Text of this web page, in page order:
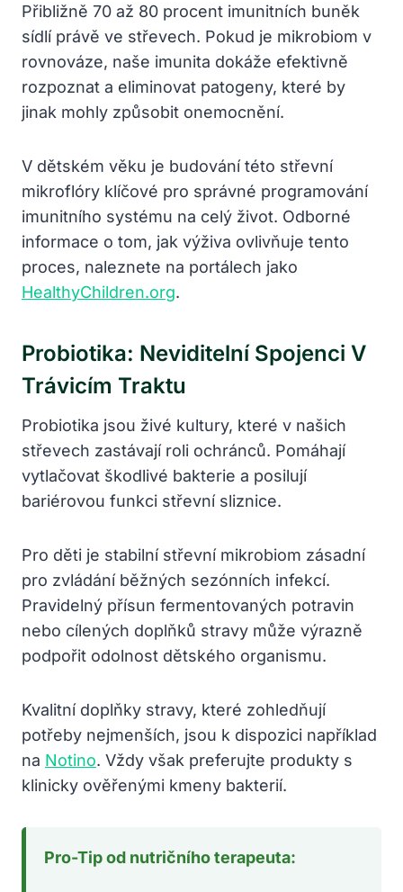
Přibližně 70 až 80 procent imunitních buněk
sídlí právě ve střevech. Pokud je mikrobiom v
rovnováze, naše imunita dokáže efektivně
rozpoznat a eliminovat patogeny, které by
jinak mohly způsobit onemocnění.
V dětském věku je budování této střevní
mikroflóry klíčové pro správné programování
imunitního systému na celý život. Odborné
informace o tom, jak výživa ovlivňuje tento
proces, naleznete na portálech jako
HealthyChildren.org.
Probiotika: Neviditelní Spojenci V
Trávicím Traktu
Probiotika jsou živé kultury, které v našich
střevech zastávají roli ochránců. Pomáhají
vytlačovat škodlivé bakterie a posilují
bariérovou funkci střevní sliznice.
Pro děti je stabilní střevní mikrobiom zásadní
pro zvládání běžných sezónních infekcí.
Pravidelný přísun fermentovaných potravin
nebo cílených doplňků stravy může výrazně
podpořit odolnost dětského organismu.
Kvalitní doplňky stravy, které zohledňují
potřeby nejmenších, jsou k dispozici například
na Notino. Vždy však preferujte produkty s
klinicky ověřenými kmeny bakterií.
Pro-Tip od nutričního terapeuta: